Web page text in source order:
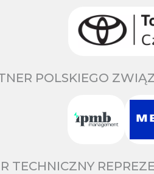
POLSKIEGO
TECHNICZNY